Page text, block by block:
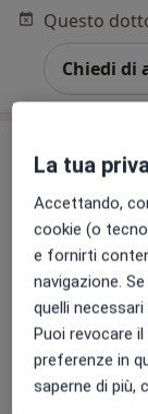
Chiedi di
Dott.
Dentista, Medico
13
La tua
Accettando,
cookie (o
e fornirti
navigazione.
quelli
Puoi revocare
preferenze in
saperne di più,